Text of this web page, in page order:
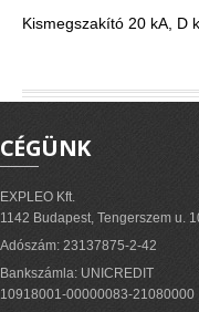
Kismegszakító 20 kA, D
CÉGÜNK
EXPLEO Kft.
1142 Budapest, Tengerszem u.
Adószám: 23137875-2-42
Bankszámla: UNICREDIT
10918001-00000083-21080000